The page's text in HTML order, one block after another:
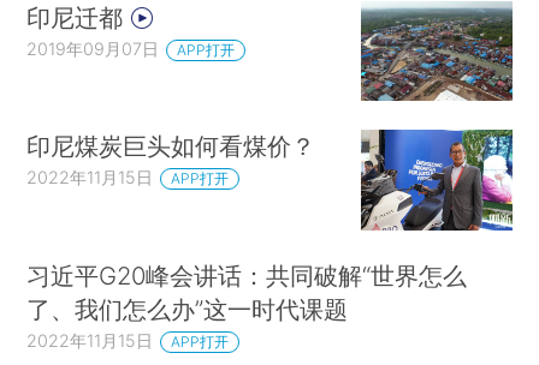
印尼迁都
2019年09月07日 APP打开
印尼煤炭巨头如何看煤价？
2022年11月15日 APP打开
习近平G20峰会讲话：共同破解“世界怎么
了、我们怎么办”这一时代课题
2022年11月15日 APP打开